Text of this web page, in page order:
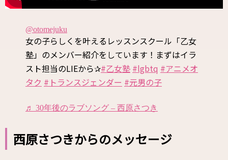
@otomejuku
女の子らしくを叶えるレッスンスクール「乙女
塾」のメンバー紹介をしています！まずはイラ
スト担当のLIEから✰#乙女塾 #lgbtq #アニメオ
タク #トランスジェンダー #元男の子
♬ 30年後のラブソング – 西原さつき
西原さつきからのメッセージ